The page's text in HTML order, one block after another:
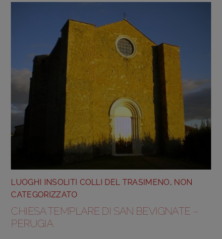
LUOGHI INSOLITI COLLI DEL TRASIMENO, NON
CATEGORIZZATO
CHIESA TEMPLARE DI SAN BEVIGNATE –
PERUGIA